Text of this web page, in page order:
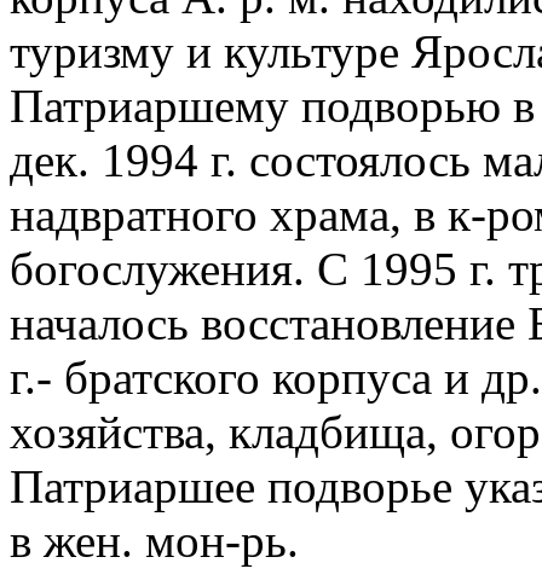
туризму и культуре
Патриаршему подворью в
дек. 1994 г. состоялось
надвратного храма, в к-
богослужения. С 1995 г.
началось восстановление
г.- братского корпуса и
хозяйства, кладбища,
Патриаршее подворье
в жен. мон-рь.